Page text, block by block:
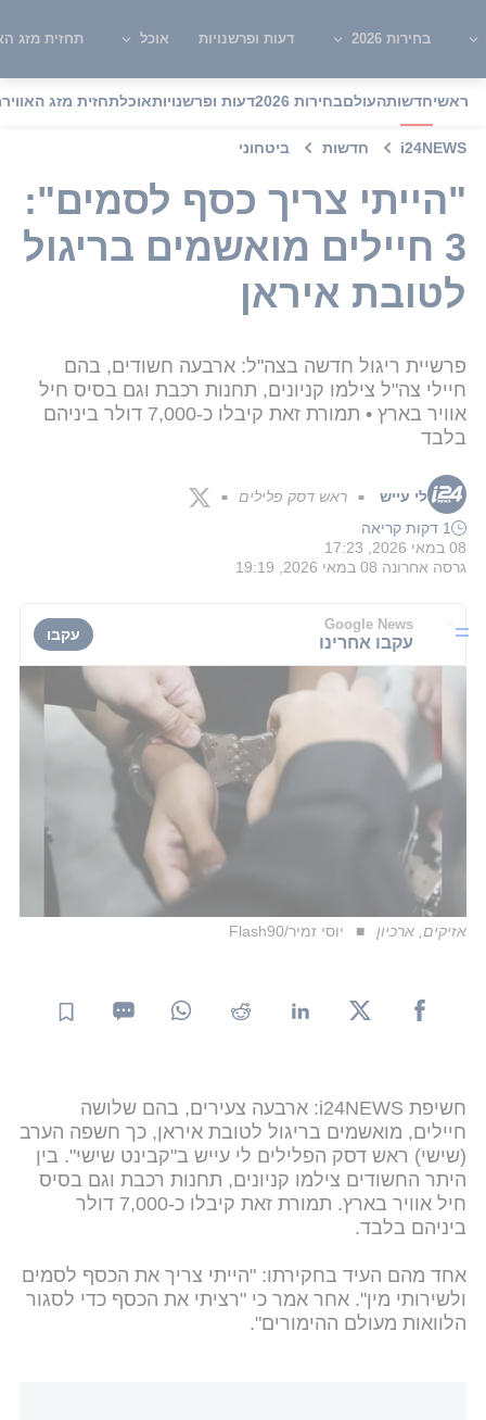
בחירות 2026 דעות ופרשנויות אוכל תחזית מזג
ראשיחדשותהעולםבחירות 2026 דעות ופרשנויותאוכלתחזית מזג האוויר
i24NEWS חדשות ביטחוני
"הייתי צריך כסף לסמים":
3 חיילים מואשמים בריגול
לטובת איראן
פרשיית ריגול חדשה בצה"ל: ארבעה חשודים, בהם
חיילי צה"ל צילמו קניונים, תחנות רכבת וגם בסיס חיל
אוויר בארץ • תמורת זאת קיבלו כ-7,000 דולר ביניהם
בלבד
לי עייש ■ ראש דסק פלילים ■
1 דקות קריאה
08 במאי 2026, 17:23
גרסה אחרונה 08 במאי 2026, 19:19
Google News
עקבו אחרינו עקבו
אזיקים, ארכיון יוסי זמיר/Flash90
חשיפת i24NEWS: ארבעה צעירים, בהם שלושה
חיילים, מואשמים בריגול לטובת איראן, כך חשפה הערב
(שישי) ראש דסק הפלילים לי עייש ב"קבינט שישי". בין
היתר החשודים צילמו קניונים, תחנות רכבת וגם בסיס
חיל אוויר בארץ. תמורת זאת קיבלו כ-7,000 דולר
ביניהם בלבד.
אחד מהם העיד בחקירתו: "הייתי צריך את הכסף לסמים
ולשירותי מין". אחר אמר כי "רציתי את הכסף כדי לסגור
הלוואות מעולם ההימורים".